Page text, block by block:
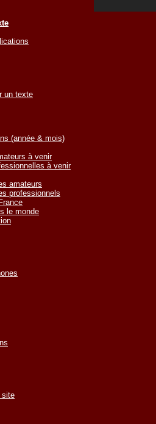
un texte
(année & mois)
à venir
à venir
amateurs
professionnels
le monde
site